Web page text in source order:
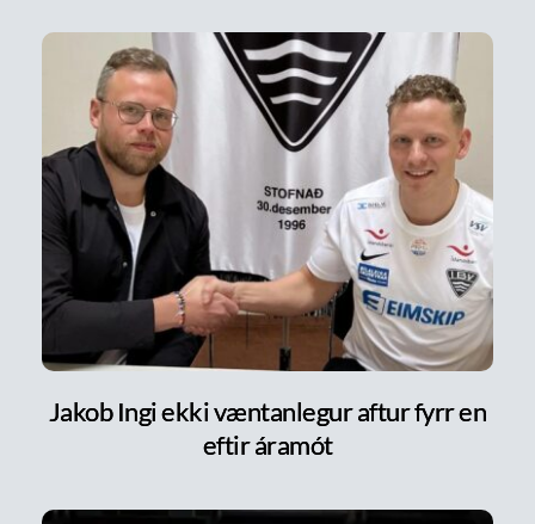
Jakob Ingi ekki væntanlegur aftur fyrr en
eftir áramót